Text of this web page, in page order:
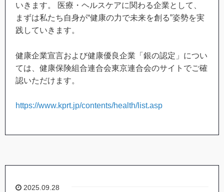
いきます。 医療・ヘルスケアに関わる企業として、
まずは私たち自身が“健康の力で未来を創る”姿勢を実
践していきます。
健康企業宣言および健康優良企業「銀の認定」につい
ては、健康保険組合連合会東京連合会のサイトでご確
認いただけます。
https://www.kprt.jp/contents/health/list.asp
2025.09.28